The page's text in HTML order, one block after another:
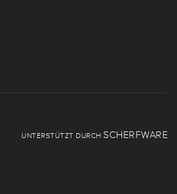
UNTERSTÜTZT DURCH SCHERFWARE